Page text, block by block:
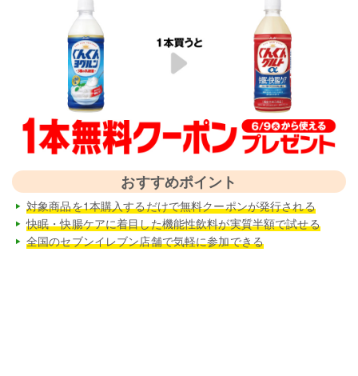
おすすめポイント
対象商品を1本購入するだけで無料クーポンが発行される
快眠・快腸ケアに着目した機能性飲料が実質半額で試せる
全国のセブンイレブン店舗で気軽に参加できる